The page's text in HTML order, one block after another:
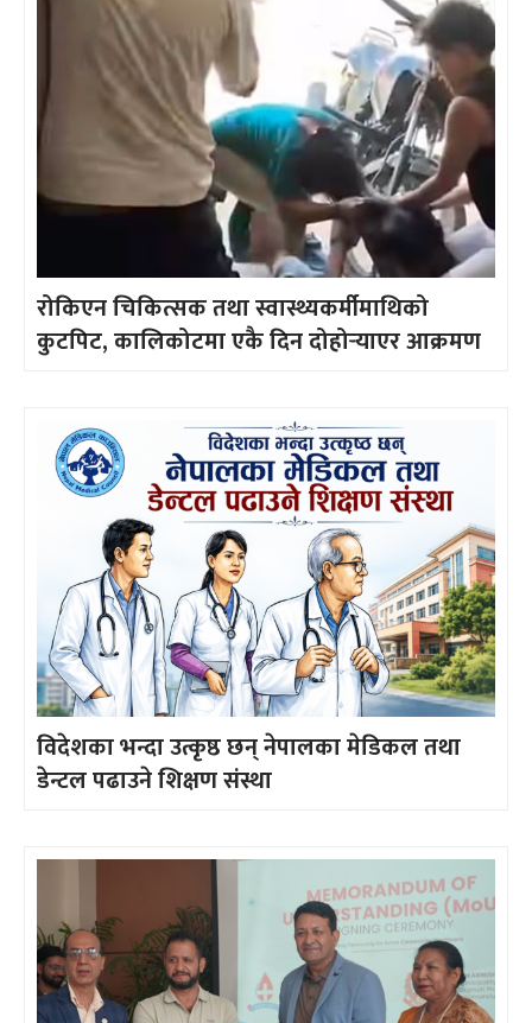
रोकिएन चिकित्सक तथा स्वास्थ्यकर्मीमाथिको
कुटपिट, कालिकोटमा एकै दिन दोहोर्‍याएर आक्रमण
विदेशका भन्दा उत्कृष्ठ छन् नेपालका मेडिकल तथा
डेन्टल पढाउने शिक्षण संस्था